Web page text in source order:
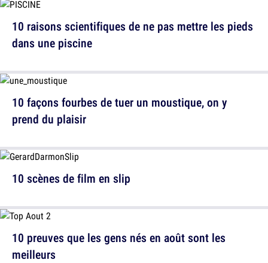
10 raisons scientifiques de ne pas mettre les pieds
dans une piscine
10 scènes de film en slip
10 façons fourbes de tuer un moustique, on y
prend du plaisir
10 preuves que les gens nés en août sont les
meilleurs